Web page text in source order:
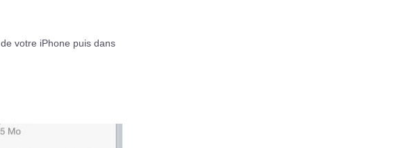
de votre iPhone puis dans